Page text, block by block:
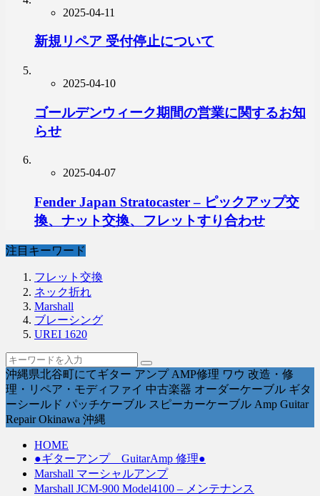
2025-04-11
新規リペア 受付停止について
2025-04-10
ゴールデンウィーク期間の営業に関するお知
らせ
2025-04-07
Fender Japan Stratocaster – ピックアップ交
換、ナット交換、フレットすり合わせ
注目キーワード
フレット交換
ネック折れ
Marshall
ブレーシング
UREI 1620
沖縄県北谷町にてギター アンプ AMP修理 ワウ 改造・修
理・リペア・モディファイ 中古楽器 オーダーケーブル ギタ
ーシールド パッチケーブル スピーカーケーブル Amp Guitar
Repair Okinawa 沖縄
HOME
●ギターアンプ GuitarAmp 修理●
Marshall マーシャルアンプ
Marshall JCM-900 Model4100 – メンテナンス